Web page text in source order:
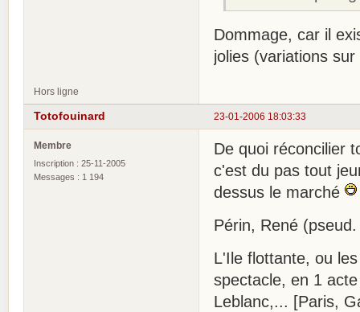
Dommage, car il
jolies (variations
Hors ligne
23-01-2006 18:03:33
Totofouinard
Membre
Inscription : 25-11-2005
Messages : 1 194
De quoi réconcilier
c'est du pas tout
dessus le marché
Périn, René
L'Ile flottante, ou
spectacle, en 1
Leblanc,... [Paris,